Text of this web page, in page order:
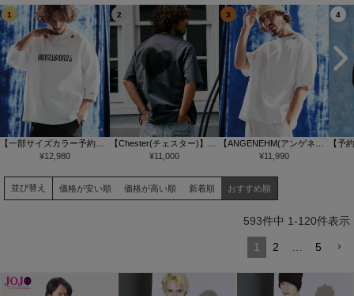
v
i
g
a
t
i
o
n
1
【一部サイズカラー予約販
売9月下旬～10月上旬入
4 Sleeve T-shirt 7分袖カッ
¥12,980
2
【Chester(チェスター)】
【予約販売サイズ・カラー
シャツ(10014)
¥11,000
3
【ANGENEHM(アンゲネー
ム)】Interlock Fabric T-shirt
¥11,990
4
【予
並び替え 価格が安い順 価格が高い順 新着順 おすすめ順
593件中 1-120件表示
1 2 5